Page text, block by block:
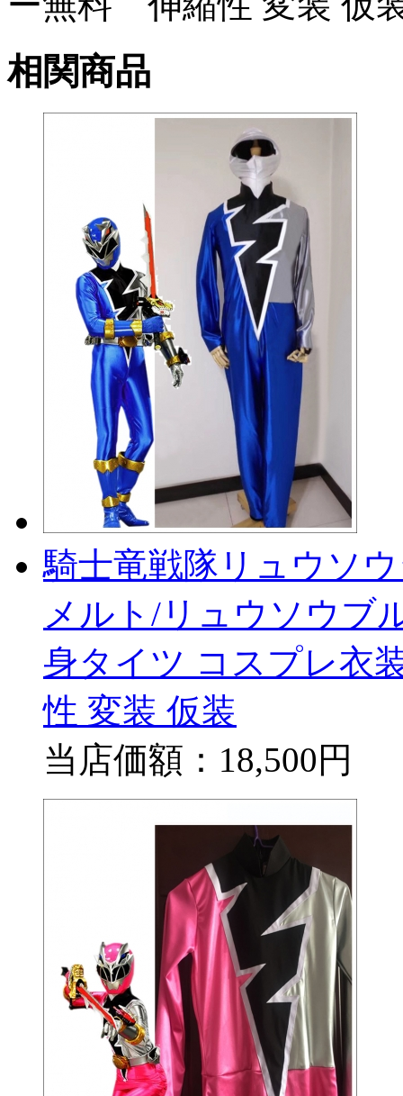
相関商品
騎士竜戦隊リュウソ
メルト/リュウソウブ
身タイツ コスプレ衣
性 変装 仮装
当店価額： 18,500円